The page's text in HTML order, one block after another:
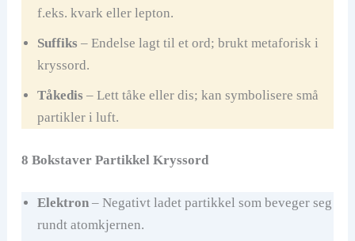
f.eks. kvark eller lepton.
Suffiks – Endelse lagt til et ord; brukt metaforisk i
kryssord.
Tåkedis – Lett tåke eller dis; kan symbolisere små
partikler i luft.
8 Bokstaver Partikkel Kryssord
Elektron– Negativt ladet partikkel som beveger seg
rundt atomkjernen.